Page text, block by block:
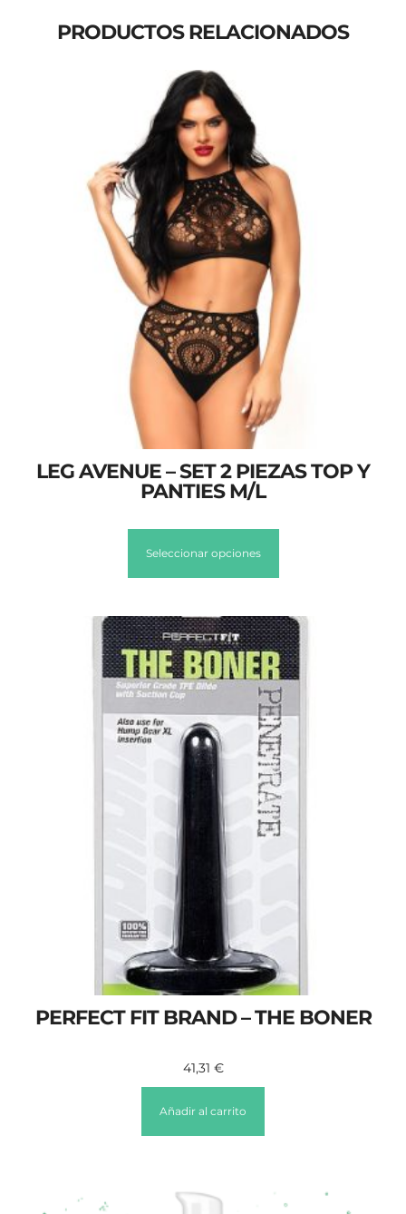
PRODUCTOS RELACIONADOS
LEG AVENUE – SET 2 PIEZAS TOP Y
PANTIES M/L
Seleccionar opciones
PERFECT FIT BRAND – THE BONER
41,31 €
Añadir al carrito